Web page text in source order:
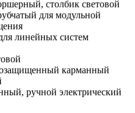
столбик световой
для модульной
линейных систем
карманный
ручной электрический